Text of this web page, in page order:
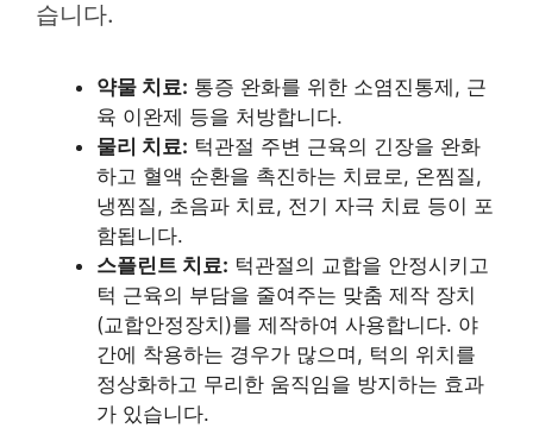
습니다.
약물 치료: 통증 완화를 위한 소염진통제, 근
육 이완제 등을 처방합니다.
물리 치료: 턱관절 주변 근육의 긴장을 완화
하고 혈액 순환을 촉진하는 치료로, 온찜질,
냉찜질, 초음파 치료, 전기 자극 치료 등이 포
함됩니다.
스플린트 치료: 턱관절의 교합을 안정시키고
턱 근육의 부담을 줄여주는 맞춤 제작 장치
(교합안정장치)를 제작하여 사용합니다. 야
간에 착용하는 경우가 많으며, 턱의 위치를
정상화하고 무리한 움직임을 방지하는 효과
가 있습니다.